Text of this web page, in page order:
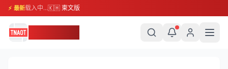
⚡ 最新载入中...🇰🇭 柬文版